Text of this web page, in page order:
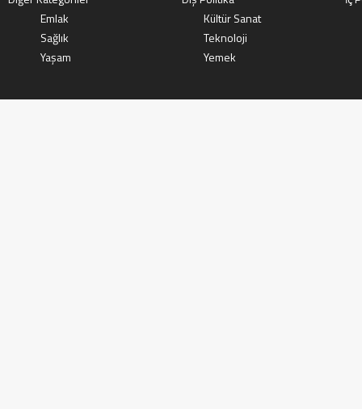
Emlak
Kültür Sanat
Sağlık
Teknoloji
Yaşam
Yemek